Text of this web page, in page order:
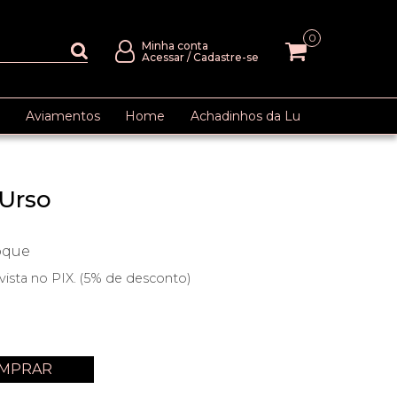
Minha conta
Acessar / Cadastre-se
0
Aviamentos Home Achadinhos da Lu
no PIX. (5% de desconto)